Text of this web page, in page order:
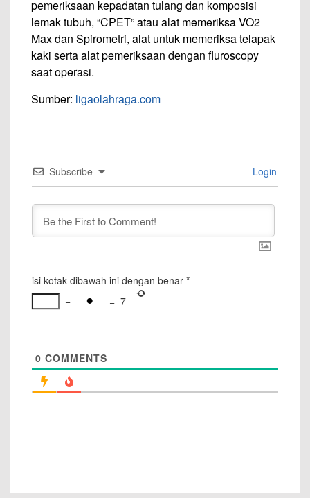
pemeriksaan kepadatan tulang dan komposisi
lemak tubuh, “CPET” atau alat memeriksa VO2
Max dan Spirometri, alat untuk memeriksa telapak
kaki serta alat pemeriksaan dengan fluroscopy
saat operasi.
Sumber: ligaolahraga.com
Subscribe Login
isi kotak dibawah ini dengan benar *
−
= 7
0 COMMENTS